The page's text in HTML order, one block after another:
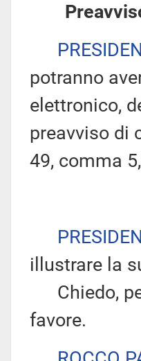
potranno
elettronico,
preavviso di
49, comma
illustrare la
Chiedo,
favore.